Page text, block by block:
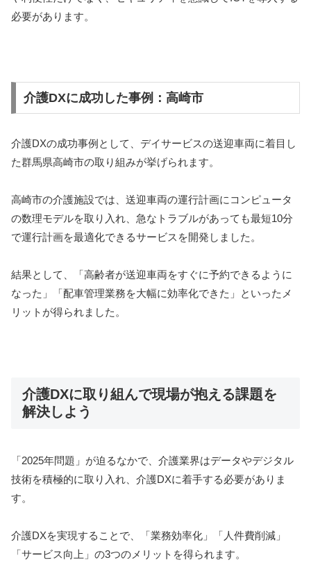
必要があります。
介護DXに成功した事例：高崎市
介護DXの成功事例として、デイサービスの送迎車両に着目し
た群馬県高崎市の取り組みが挙げられます。
高崎市の介護施設では、送迎車両の運行計画にコンピュータ
の数理モデルを取り入れ、急なトラブルがあっても最短10分
で運行計画を最適化できるサービスを開発しました。
結果として、「高齢者が送迎車両をすぐに予約できるように
なった」「配車管理業務を大幅に効率化できた」といったメ
リットが得られました。
介護DXに取り組んで現場が抱える課題を
解決しよう
「2025年問題」が迫るなかで、介護業界はデータやデジタル
技術を積極的に取り入れ、介護DXに着手する必要がありま
す。
介護DXを実現することで、「業務効率化」「人件費削減」
「サービス向上」の3つのメリットを得られます。